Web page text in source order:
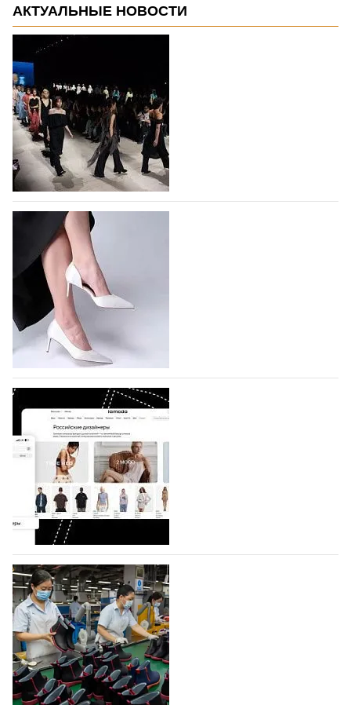
АКТУАЛЬНЫЕ НОВОСТИ
На участие в Московской неделе моды
подано 1047 заявок
На участие в седьмой Московской неделе моды,
которая пройдет в российской столице с 26 сентября
по 1 октября, уже подано 1047 заявок. Примерно
половину из них (494) прислали дизайнеры,
коллекции которых не были представлены в…
07.08.2026 369
BALLINA представит свои новинки на Euro
Shoes
Компания BALLINA Guangzhou Lihuang Footwear
Co., Ltd., основанная в 2011 году и расположенная в
Гуанчжоу, столице моды Китая, является
профессиональной обувной компанией,
объединяющей разработку, производство и…
07.08.2026 284
На платформе Lamoda - новый раздел и
условия продвижения локальных
дизайнерских марок
Российский маркетплейс Lamoda решил обновить
раздел для продажи продукции локальных
дизайнерских марок одежды, обуви и аксессуаров.